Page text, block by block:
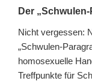
Der
Nicht vergessen:
„Schwulen-
homosexuelle
Treffpunkte für